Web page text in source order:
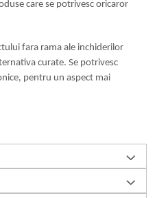
care se potrivesc oricaror
fara rama ale inchiderilor
curate. Se potrivesc
pentru un aspect mai